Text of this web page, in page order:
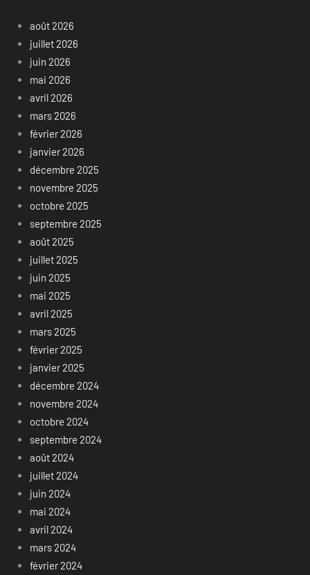
août 2026
juillet 2026
juin 2026
mai 2026
avril 2026
mars 2026
février 2026
janvier 2026
décembre 2025
novembre 2025
octobre 2025
septembre 2025
août 2025
juillet 2025
juin 2025
mai 2025
avril 2025
mars 2025
février 2025
janvier 2025
décembre 2024
novembre 2024
octobre 2024
septembre 2024
août 2024
juillet 2024
juin 2024
mai 2024
avril 2024
mars 2024
février 2024